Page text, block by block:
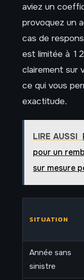
aviez un
provoquez un
cas de
est limitée à
clairement sur
ce qui vous
exactitude.
LIRE AUSSI
pour un
sur mesure
SITUATION
Année sans
sinistre